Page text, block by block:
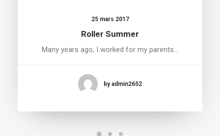
25 mars 2017
Roller Summer
Many years ago, I worked for my parents…
by admin2652